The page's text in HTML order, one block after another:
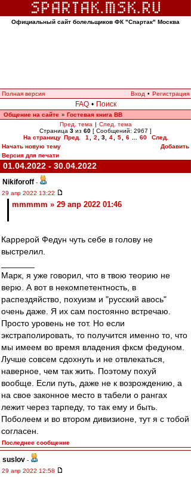
Официальный сайт болельщиков ФК "Спартак" Москва
Полная версия Вход • Регистрация
FAQ • Поиск
Общение на сайте » Гостевая книга ВВ
Пред. тема | След. тема
Страница 3 из 60 [ Сообщений: 2967 ]
На страницу Пред. 1 2 3, 4 5 6 60
След.
Начать новую тему
Добавить
Версия для печати
01.04.2022 - 30.04.2022
Nikiforoff -
29 апр 2022 13:22
mmmmm » 29 апр 2022 01:46
Каррерой Федун чуть себе в голову не
выстрелил.
Марк, я уже говорил, что в твою теорию не
верю. А вот в некомпетентность, в
распездяйство, похуизм и "русский авось"
очень даже. Я их сам постоянно встречаю.
Просто уровень не тот. Но если
экстраполировать, то получится именно то, что
мы имеем во время владения фксм федуном.
Лучше совсем сдохнуть и не отвлекаться,
наверное, чем так жить. Поэтому похуй
вообще. Если путь, даже не к возрождению, а
на свое законное место в табели о рангах
лежит через тарпеду, то так ему и быть.
Поболеем и во втором дивизионе, тут я с тобой
согласен.
Последнее сообщение
suslov -
29 апр 2022 12:58